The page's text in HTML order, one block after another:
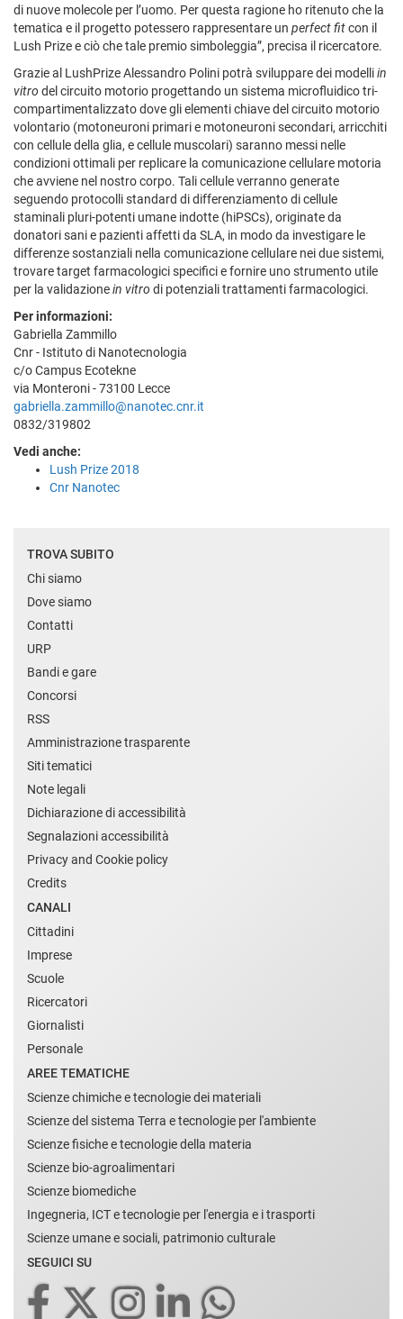
di nuove molecole per l’uomo. Per questa ragione ho ritenuto che la
tematica e il progetto potessero rappresentare un perfect fitcon il
Lush Prize e ciò che tale premio simboleggia”, precisa il ricercatore.
Grazie al LushPrize Alessandro Polini potrà sviluppare dei modelliin
vitro del circuito motorio progettando un sistema microfluidico tri-
compartimentalizzato dove gli elementi chiave del circuito motorio
volontario (motoneuroni primari e motoneuroni secondari, arricchiti
con cellule della glia, e cellule muscolari) saranno messi nelle
condizioni ottimali per replicare la comunicazione cellulare motoria
che avviene nel nostro corpo. Tali cellule verranno generate
seguendo protocolli standard di differenziamento di cellule
staminali pluri-potenti umane indotte (hiPSCs), originate da
donatori sani e pazienti affetti da SLA, in modo da investigare le
differenze sostanziali nella comunicazione cellulare nei due sistemi,
trovare target farmacologici specifici e fornire uno strumento utile
per la validazionein vitro di potenziali trattamenti farmacologici.
Per informazioni:
Gabriella Zammillo
Cnr - Istituto di Nanotecnologia
c/o Campus Ecotekne
via Monteroni - 73100 Lecce
gabriella.zammillo@nanotec.cnr.it
0832/319802
Vedi anche:
Lush Prize 2018
Cnr Nanotec
TROVA SUBITO
Chi siamo
Dove siamo
Contatti
URP
Bandi e gare
Concorsi
RSS
Amministrazione trasparente
Siti tematici
Note legali
Dichiarazione di accessibilità
Segnalazioni accessibilità
Privacy and Cookie policy
Credits
CANALI
Cittadini
Imprese
Scuole
Ricercatori
Giornalisti
Personale
AREE TEMATICHE
Scienze chimiche e tecnologie dei materiali
Scienze del sistema Terra e tecnologie per l'ambiente
Scienze fisiche e tecnologie della materia
Scienze bio-agroalimentari
Scienze biomediche
Ingegneria, ICT e tecnologie per l'energia e i trasporti
Scienze umane e sociali, patrimonio culturale
SEGUICI SU